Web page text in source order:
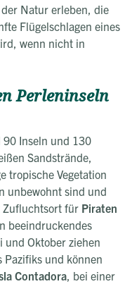
Natur erleben, die
Flügelschlagen eines
wenn nicht in
Perleninseln
90 Inseln und 130
Sandstrände,
tropische Vegetation
unbewohnt sind und
Zufluchtsort für Piraten
beeindruckendes
und Oktober ziehen
Pazifiks und können
Contadora , bei einer